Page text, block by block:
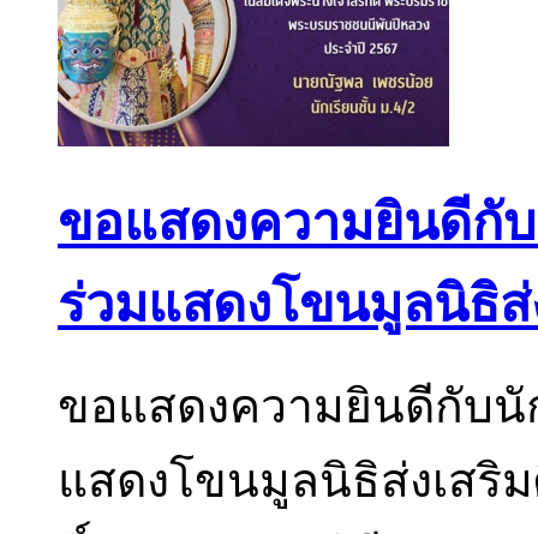
ขอแสดงความยินดีกับ
ร่วมแสดงโขนมูลนิธิส่
ขอแสดงความยินดีกับนั
แสดงโขนมูลนิธิส่งเสริ